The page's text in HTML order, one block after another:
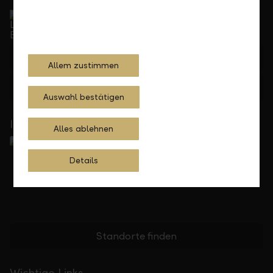
+423 236 88 11
Feedback
In Ihrer Nähe
Standorte finden
Allem zustimmen
Auswahl bestätigen
Alles ablehnen
Details